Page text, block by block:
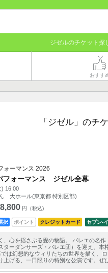
ジゼルのチケット探
おすす
「ジゼル」のチ
ォーマンス 2026
フォーマンス ジゼル全幕
) 16:00
大ホール(東京都 特別区部)
8,800 円（税込)
択 ポイント クレジットカード セブン‐
、心を揺さぶる愛の物語。 バレエの名
ターダンサーズ・バレエ団）を迎え、
は幻想的なウィリたちの世界を描く、
上げる、一日限りの特別な公演です。ぜ